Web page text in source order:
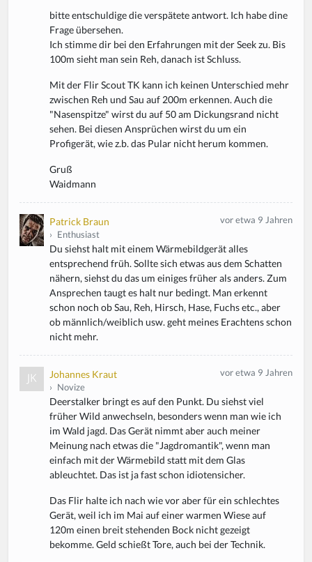
bitte entschuldige die verspätete antwort. Ich habe dine
Frage übersehen.
Ich stimme dir bei den Erfahrungen mit der Seek zu. Bis
100m sieht man sein Reh, danach ist Schluss.
Mit der Flir Scout TK kann ich keinen Unterschied mehr
zwischen Reh und Sau auf 200m erkennen. Auch die
"Nasenspitze" wirst du auf 50 am Dickungsrand nicht
sehen. Bei diesen Ansprüchen wirst du um ein
Profigerät, wie z.b. das Pular nicht herum kommen.
Gruß
Waidmann
Patrick Braun
› Enthusiast
vor etwa 9 Jahren
Du siehst halt mit einem Wärmebildgerät alles
entsprechend früh. Sollte sich etwas aus dem Schatten
nähern, siehst du das um einiges früher als anders. Zum
Ansprechen taugt es halt nur bedingt. Man erkennt
schon noch ob Sau, Reh, Hirsch, Hase, Fuchs etc., aber
ob männlich/weiblich usw. geht meines Erachtens schon
nicht mehr.
Johannes Kraut
› Novize
vor etwa 9 Jahren
Deerstalker bringt es auf den Punkt. Du siehst viel
früher Wild anwechseln, besonders wenn man wie ich
im Wald jagd. Das Gerät nimmt aber auch meiner
Meinung nach etwas die "Jagdromantik", wenn man
einfach mit der Wärmebild statt mit dem Glas
ableuchtet. Das ist ja fast schon idiotensicher.
Das Flir halte ich nach wie vor aber für ein schlechtes
Gerät, weil ich im Mai auf einer warmen Wiese auf
120m einen breit stehenden Bock nicht gezeigt
bekomme. Geld schießt Tore, auch bei der Technik.